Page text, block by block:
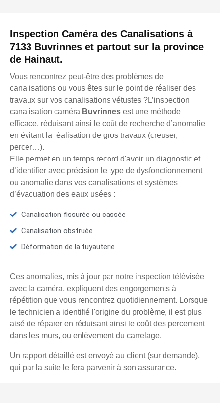
Inspection Caméra des Canalisations à
7133 Buvrinnes et partout sur la province
de Hainaut.
Vous rencontrez peut-être des problèmes de
canalisations ou vous êtes sur le point de réaliser des
travaux sur vos canalisations vétustes ?L’inspection
canalisation caméra Buvrinnes est une méthode
efficace, réduisant ainsi le coût de recherche d’anomalie
en évitant la réalisation de gros travaux (creuser,
percer…).
Elle permet en un temps record d'avoir un diagnostic et
d’identifier avec précision le type de dysfonctionnement
ou anomalie dans vos canalisations et systèmes
d’évacuation des eaux usées :
Canalisation fissurée ou cassée
Canalisation obstruée
Déformation de la tuyauterie
Ces anomalies, mis à jour par notre inspection télévisée
avec la caméra, expliquent des engorgements à
répétition que vous rencontrez quotidiennement. Lorsque
le technicien a identifié l'origine du problème, il est plus
aisé de réparer en réduisant ainsi le coût des percement
dans les murs, ou enlèvement du carrelage.
Un rapport détaillé est envoyé au client (sur demande),
qui par la suite le fera parvenir à son assurance.